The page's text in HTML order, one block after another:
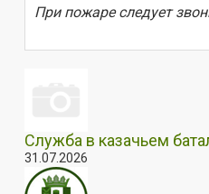
При пожаре следует
Служба в казачьем
31.07.2026